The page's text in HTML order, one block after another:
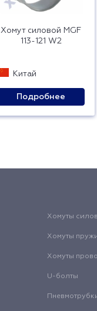
Хомут силовой MGF
113-121 W2
Китай
Подробнее
Хомуты
Хомуты
Хомуты
U-болты